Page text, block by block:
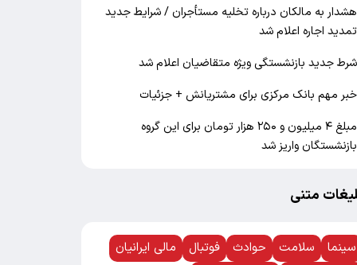
هشدار به مالکان درباره تخلیه مستأجران / شرایط جدید
تمدید اجاره اعلام شد
شرط جدید بازنشستگی ویژه متقاضیان اعلام شد
خبر مهم بانک مرکزی برای مشتریانش + جزئیات
مبلغ ۴ میلیون و ۲۵۰ هزار تومان برای این گروه
بازنشستگان واریز شد
متنی
سینما سلامت حوادث فوتبال مالی ایرانیان